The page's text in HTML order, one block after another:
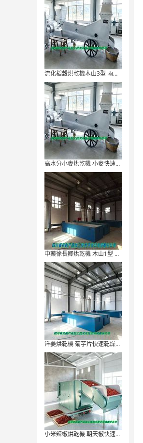
流化稻穀烘乾機木山3型 雨天泡水稻穀快速烘乾提質
高水分小麥烘乾機 小麥快速乾燥機木山3型
中藥徐長卿烘乾機 木山1型 省電節能耐用
洋姜烘乾機 菊芋片快速乾燥機 木山1型
小米辣椒烘乾機 朝天椒快速乾燥機 木山4型